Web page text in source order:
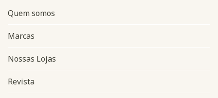
Quem somos
Marcas
Nossas Lojas
Revista